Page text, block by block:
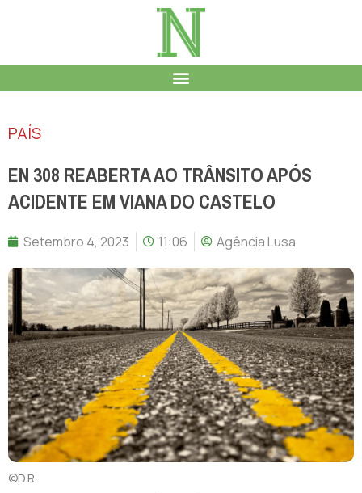
PAÍS
EN 308 REABERTA AO TRÂNSITO APÓS
ACIDENTE EM VIANA DO CASTELO
Setembro 4, 2023 11:06 Agência Lusa
©D.R.